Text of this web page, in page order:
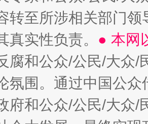
转至所涉相关部门
真实性负责。 ● 本网
腐和公众/公民/大众
氛围。通过中国公
府和公众/公民/大众